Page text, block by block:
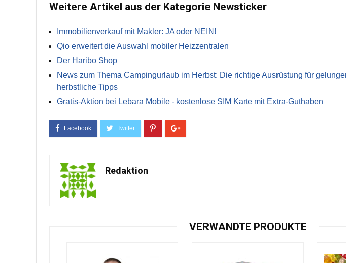
Weitere Artikel aus der Kategorie Newsticker
Immobilienverkauf mit Makler: JA oder NEIN!
Qio erweitert die Auswahl mobiler Heizzentralen
Der Haribo Shop
News zum Thema Campingurlaub im Herbst: Die richtige Ausrüstung für
herbstliche Tipps
Gratis-Aktion bei Lebara Mobile - kostenlose SIM Karte mit Extra-Guthaben
Redaktion
VERWANDTE PRODUKTE